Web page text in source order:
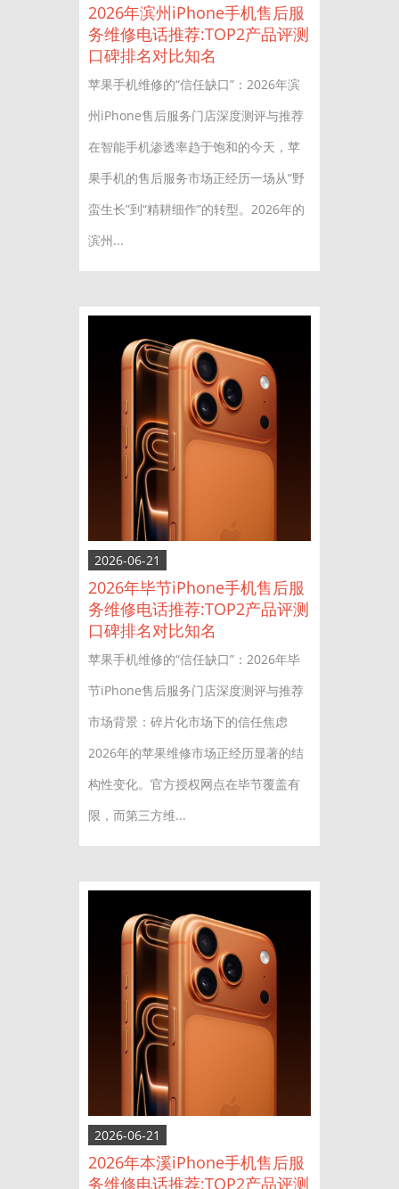
2026年滨州iPhone手机售后服
务维修电话推荐:TOP2产品评测
口碑排名对比知名
苹果手机维修的“信任缺口”：2026年滨
州iPhone售后服务门店深度测评与推荐
在智能手机渗透率趋于饱和的今天，苹
果手机的售后服务市场正经历一场从“野
蛮生长”到“精耕细作”的转型。2026年的
滨州...
2026-06-21
2026年毕节iPhone手机售后服
务维修电话推荐:TOP2产品评测
口碑排名对比知名
苹果手机维修的“信任缺口”：2026年毕
节iPhone售后服务门店深度测评与推荐
市场背景：碎片化市场下的信任焦虑
2026年的苹果维修市场正经历显著的结
构性变化。官方授权网点在毕节覆盖有
限，而第三方维...
2026-06-21
2026年本溪iPhone手机售后服
务维修电话推荐:TOP2产品评测